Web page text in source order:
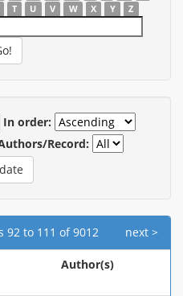
T U V W X Y Z
In order:
Record:
92 to 111 of 9012 next >
Author(s)